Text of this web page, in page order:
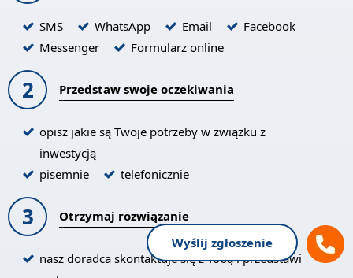
SMS WhatsApp Email
Facebook
Messenger
Formularz online
2 Przedstaw swoje oczekiwania
opisz jakie są Twoje potrzeby w związku z
inwestycją
pisemnie
telefonicznie
3 Otrzymaj rozwiązanie
nasz doradca skontaktuje się z Tobą i przedstawi
Wyślij zgłoszenie